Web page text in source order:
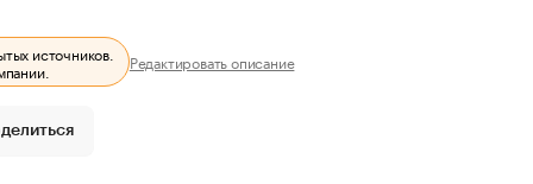
источников.
Редактировать описание